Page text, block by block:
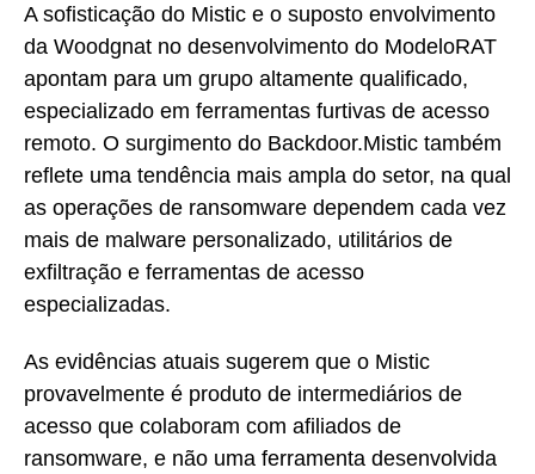
A sofisticação do Mistic e o suposto envolvimento
da Woodgnat no desenvolvimento do ModeloRAT
apontam para um grupo altamente qualificado,
especializado em ferramentas furtivas de acesso
remoto. O surgimento do Backdoor.Mistic também
reflete uma tendência mais ampla do setor, na qual
as operações de ransomware dependem cada vez
mais de malware personalizado, utilitários de
exfiltração e ferramentas de acesso
especializadas.
As evidências atuais sugerem que o Mistic
provavelmente é produto de intermediários de
acesso que colaboram com afiliados de
ransomware, e não uma ferramenta desenvolvida